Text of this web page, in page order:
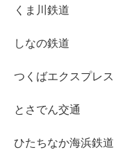
くま川鉄道
しなの鉄道
つくばエクスプレス
とさでん交通
ひたちなか海浜鉄道